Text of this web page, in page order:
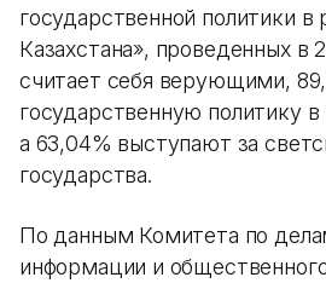
государственной политики
Казахстана», проведенных в
считает себя верующими,
государственную политику в
а 63,04% выступают за
государства.
По данным Комитета по
информации и